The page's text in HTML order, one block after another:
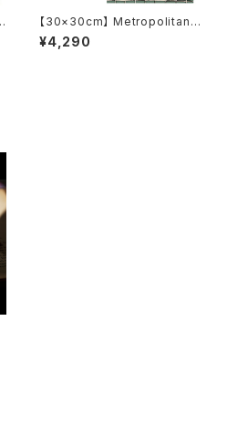
【30×30cm】 Metropolitan
Crossbottle メトロポリタンク
ロスボトル MCB342 / Daily li
¥4,290